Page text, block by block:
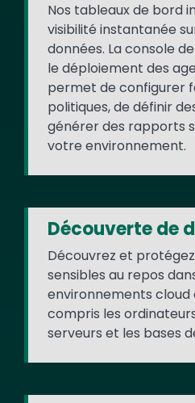
Nos tableaux de bord
visibilité instantanée
données. La console
le déploiement des
permet de configurer
politiques, de définir
générer des rapports
votre environnement.
Découverte de
Découvrez et
sensibles au repos
environnements cloud
compris les
serveurs et les bases